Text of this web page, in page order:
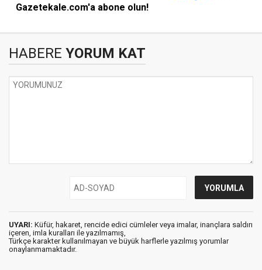
Gazetekale.com'a abone olun!
HABERE YORUM KAT
UYARI: Küfür, hakaret, rencide edici cümleler veya imalar, inançlara saldırı
içeren, imla kuralları ile yazılmamış,
Türkçe karakter kullanılmayan ve büyük harflerle yazılmış yorumlar
onaylanmamaktadır.